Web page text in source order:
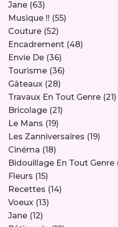
Jane (63)
Musique !! (55)
Couture (52)
Encadrement (48)
Envie De (36)
Tourisme (36)
Gâteaux (28)
Travaux En Tout Genre (21)
Bricolage (21)
Le Mans (19)
Les Zanniversaires (19)
Cinéma (18)
Bidouillage En Tout Genre
Fleurs (15)
Recettes (14)
Voeux (13)
Jane (12)